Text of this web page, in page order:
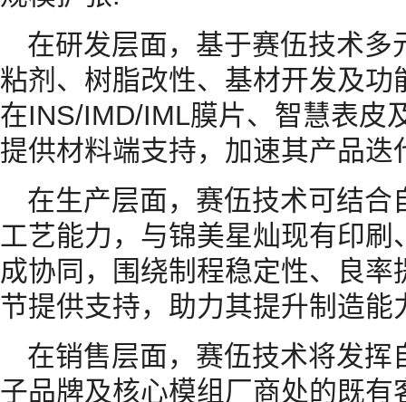
在研发层面，基于赛伍技术
粘剂、树脂改性、基材开发及
在INS/IMD/IML膜片、智慧表皮
提供材料端支持，加速其产品迭
在生产层面，赛伍技术可结
工艺能力，与锦美星灿现有印
成协同，围绕制程稳定性、良
节提供支持，助力其提升制造能
在销售层面，赛伍技术将发
子品牌及核心模组厂商处的既